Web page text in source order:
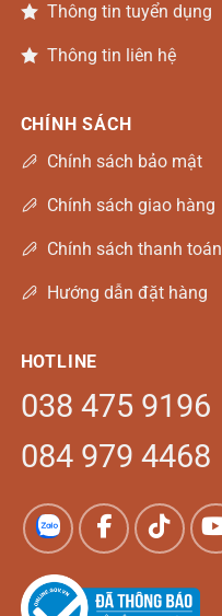
Thông tin tuyển dụng
Thông tin liên hệ
CHÍNH SÁCH
Chính sách bảo mật
Chính sách giao hàng
Chính sách thanh toán
Hướng dẫn đặt hàng
HOTLINE
038 475 9196
084 979 4468